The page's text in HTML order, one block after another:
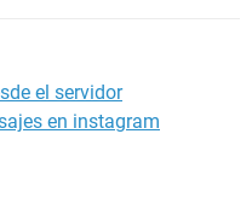
el servidor
en instagram